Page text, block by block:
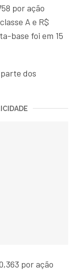
por ação
A e R$
base foi em 15
dos
por ação